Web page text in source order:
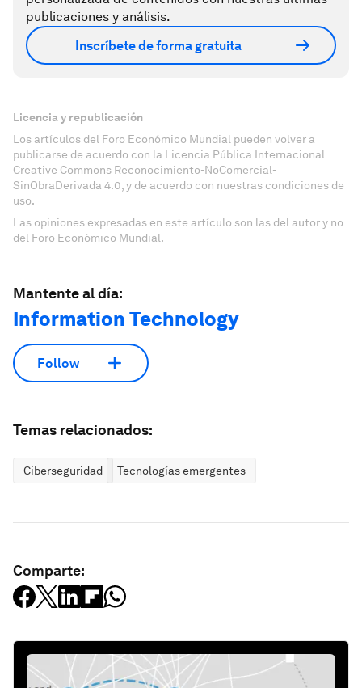
publicaciones y análisis.
Inscríbete de forma gratuita
Licencia y republicación
Los artículos del Foro Económico Mundial pueden volver a
publicarse de acuerdo con la Licencia Pública Internacional
Creative Commons Reconocimiento-NoComercial-
SinObraDerivada 4.0, y de acuerdo con nuestras condiciones de
uso.
Las opiniones expresadas en este artículo son las del autor y no
del Foro Económico Mundial.
Mantente al día:
Information Technology
Follow
Temas relacionados:
Ciberseguridad Tecnologías emergentes
Comparte: